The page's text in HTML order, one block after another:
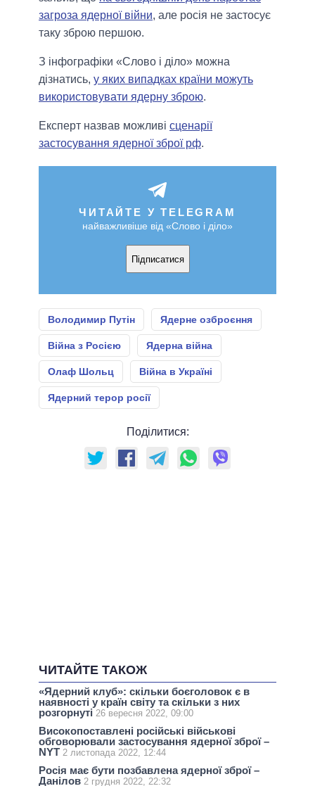
загроза ядерної війни, але росія не застосує
таку зброю першою.
З інфографіки «Слово і діло» можна
дізнатись, у яких випадках країни можуть
використовувати ядерну зброю.
Експерт назвав можливі сценарії
застосування ядерної зброї рф.
ЧИТАЙТЕ У TELEGRAM
найважливіше від «Слово і діло»
Підписатися
Володимир Путін Ядерне озброєння
Війна з Росією Ядерна війна
Олаф Шольц Війна в Україні
Ядерний терор росії
Поділитися:
ЧИТАЙТЕ ТАКОЖ
«Ядерний клуб»: скільки боєголовок є в
наявності у країн світу та скільки з них
розгорнуті 26 вересня 2022, 09:00
Високопоставлені російські військові
обговорювали застосування ядерної зброї –
NYT 2 листопада 2022, 12:44
Росія має бути позбавлена ядерної зброї –
Данілов 2 грудня 2022, 22:32